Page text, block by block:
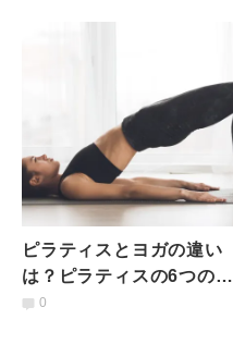
ピラティスとヨガの違い
は？ピラティスの6つの原
則とおすすめピラティス
0